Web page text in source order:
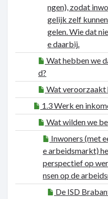
ngen), zodat
gelijk zelf
gelen. Wie dat
e daarbij.
Wat hebben we
d?
Wat veroorzaakt
1.3 Werk en
Wat wilden we
Inwoners (met
e arbeidsmarkt)
perspectief op
nsen op de
De ISD